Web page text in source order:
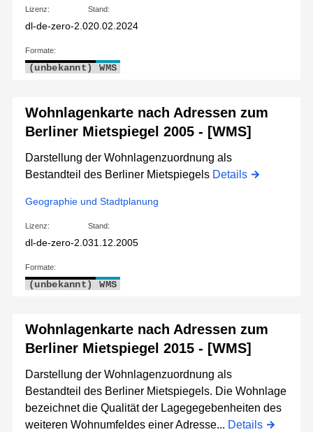
Lizenz:
dl-de-zero-2.0
Stand:
20.02.2024
Formate:
(unbekannt) WMS
Wohnlagenkarte nach Adressen zum
Berliner Mietspiegel 2005 - [WMS]
Darstellung der Wohnlagenzuordnung als
Bestandteil des Berliner Mietspiegels Details
Geographie und Stadtplanung
Lizenz:
dl-de-zero-2.0
Stand:
31.12.2005
Formate:
(unbekannt) WMS
Wohnlagenkarte nach Adressen zum
Berliner Mietspiegel 2015 - [WMS]
Darstellung der Wohnlagenzuordnung als
Bestandteil des Berliner Mietspiegels. Die Wohnlage
bezeichnet die Qualität der Lagegegebenheiten des
weiteren Wohnumfeldes einer Adresse... Details